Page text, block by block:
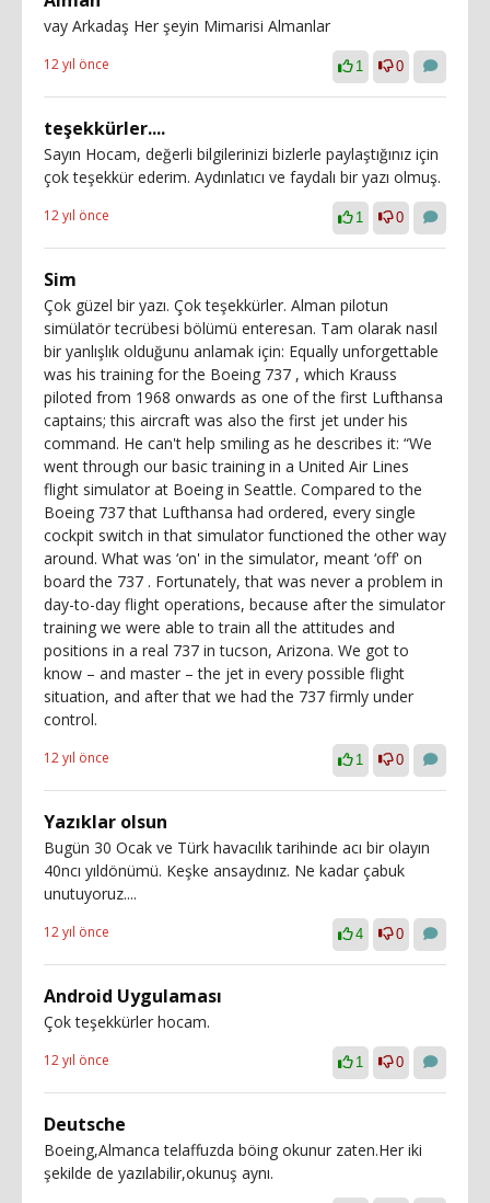
vay Arkadaş Her şeyin Mimarisi Almanlar
12 yıl önce 1 0
teşekkürler....
Sayın Hocam, değerli bilgilerinizi bizlerle paylaştığınız için
çok teşekkür ederim. Aydınlatıcı ve faydalı bir yazı olmuş.
12 yıl önce 1 0
Sim
Çok güzel bir yazı. Çok teşekkürler. Alman pilotun
simülatör tecrübesi bölümü enteresan. Tam olarak nasıl
bir yanlışlık olduğunu anlamak için: Equally unforgettable
was his training for the Boeing 737 , which Krauss
piloted from 1968 onwards as one of the first Lufthansa
captains; this aircraft was also the first jet under his
command. He can't help smiling as he describes it: “We
went through our basic training in a United Air Lines
flight simulator at Boeing in Seattle. Compared to the
Boeing 737 that Lufthansa had ordered, every single
cockpit switch in that simulator functioned the other way
around. What was ‘on' in the simulator, meant ‘off' on
board the 737 . Fortunately, that was never a problem in
day-to-day flight operations, because after the simulator
training we were able to train all the attitudes and
positions in a real 737 in tucson, Arizona. We got to
know – and master – the jet in every possible flight
situation, and after that we had the 737 firmly under
control.
12 yıl önce 1 0
Yazıklar olsun
Bugün 30 Ocak ve Türk havacılık tarihinde acı bir olayın
40ncı yıldönümü. Keşke ansaydınız. Ne kadar çabuk
unutuyoruz....
12 yıl önce 4 0
Android Uygulaması
Çok teşekkürler hocam.
12 yıl önce 1 0
Deutsche
Boeing,Almanca telaffuzda böing okunur zaten.Her iki
şekilde de yazılabilir,okunuş aynı.